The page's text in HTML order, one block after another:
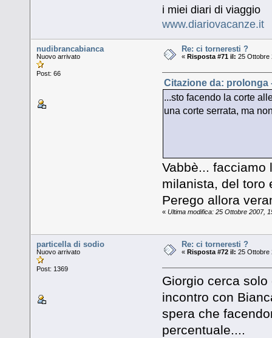
i miei diari di viaggio
www.diariovacanze.it
nudibrancabianca
Nuovo arrivato
Post: 66
Re: ci torneresti ?
«Risposta #71 il: 25 Ottobre
Citazione da: prolonga
...sto facendo la corte
una corte serrata, ma
Vabbè... facciamo
milanista, del toro
Perego allora
« Ultima modifica: 25 Ottobre 2007,
particella di sodio
Nuovo arrivato
Post: 1369
Re: ci torneresti ?
« Risposta #72 il: 25 Ottobre
Giorgio cerca
incontro con
spera che
percentuale....